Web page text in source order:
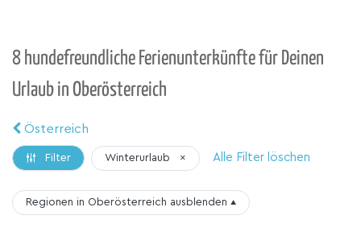
8 hundefreundliche Ferienunterkünfte für Deinen
Urlaub in Oberösterreich
Österreich
Filter Winterurlaub × Alle Filter löschen
Regionen in Oberösterreich ausblenden ▴